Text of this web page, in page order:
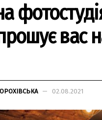
вас
02.08.2021